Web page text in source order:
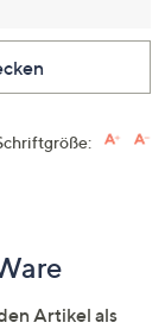
Link
Seite.
Artikel als